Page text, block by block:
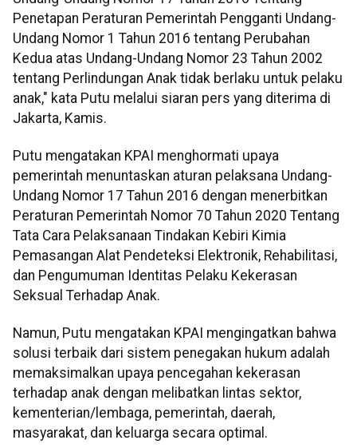
Penetapan Peraturan Pemerintah Pengganti Undang-
Undang Nomor 1 Tahun 2016 tentang Perubahan
Kedua atas Undang-Undang Nomor 23 Tahun 2002
tentang Perlindungan Anak tidak berlaku untuk pelaku
anak," kata Putu melalui siaran pers yang diterima di
Jakarta, Kamis.
Putu mengatakan KPAI menghormati upaya
pemerintah menuntaskan aturan pelaksana Undang-
Undang Nomor 17 Tahun 2016 dengan menerbitkan
Peraturan Pemerintah Nomor 70 Tahun 2020 Tentang
Tata Cara Pelaksanaan Tindakan Kebiri Kimia
Pemasangan Alat Pendeteksi Elektronik, Rehabilitasi,
dan Pengumuman Identitas Pelaku Kekerasan
Seksual Terhadap Anak.
Namun, Putu mengatakan KPAI mengingatkan bahwa
solusi terbaik dari sistem penegakan hukum adalah
memaksimalkan upaya pencegahan kekerasan
terhadap anak dengan melibatkan lintas sektor,
kementerian/lembaga, pemerintah, daerah,
masyarakat, dan keluarga secara optimal.